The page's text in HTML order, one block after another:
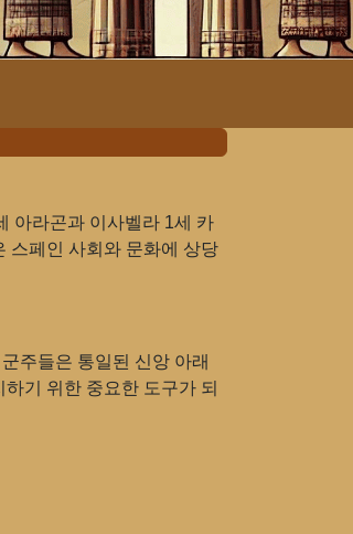
아라곤과 이사벨라 1세 카
스페인 사회와 문화에 상당
주들은 통일된 신앙 아래
기 위한 중요한 도구가 되